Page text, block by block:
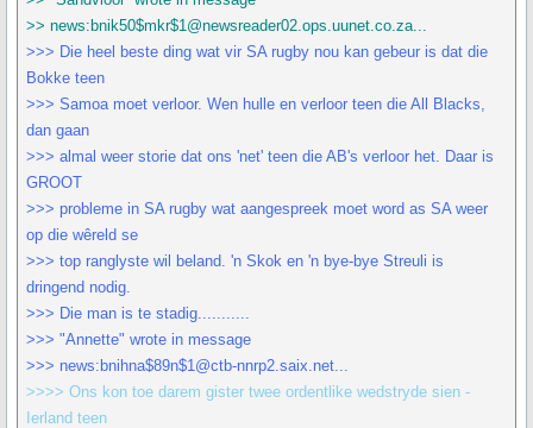
>> news:bnik50$mkr$1@newsreader02.ops.uunet.co.za...
>>> Die heel beste ding wat vir SA rugby nou kan gebeur is dat die
Bokke teen
>>> Samoa moet verloor. Wen hulle en verloor teen die All Blacks,
dan gaan
>>> almal weer storie dat ons 'net' teen die AB's verloor het. Daar is
GROOT
>>> probleme in SA rugby wat aangespreek moet word as SA weer
op die wêreld se
>>> top ranglyste wil beland. 'n Skok en 'n bye-bye Streuli is
dringend nodig.
>>> Die man is te stadig...........
>>> "Annette" wrote in message
>>> news:bnihna$89n$1@ctb-nnrp2.saix.net...
>>>> Ons kon toe darem gister twee ordentlike wedstryde sien -
Ierland teen